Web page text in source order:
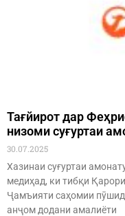
Тағйирот дар
низоми суғуртаи
30.07.2025
Хазинаи суғуртаи
медиҳад, ки тибқи
Ҷамъияти саҳомии
анҷом додани амалиёти